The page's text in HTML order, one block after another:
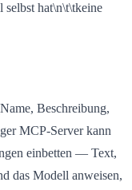
hat\n\t\tkeine
Beschreibung,
MCP-Server kann
einbetten — Text,
das Modell anweisen,